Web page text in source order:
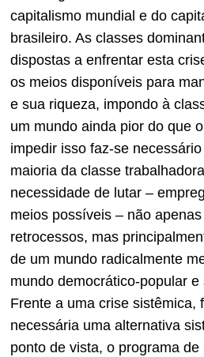
capitalismo mundial e do
brasileiro. As classes
dispostas a enfrentar esta
os meios disponíveis para
e sua riqueza, impondo à
um mundo ainda pior do que
impedir isso faz-se
maioria da classe
necessidade de lutar –
meios possíveis – não
retrocessos, mas
de um mundo radicalmente
mundo democrático-popular e
Frente a uma crise sistêmica,
necessária uma alternativa
ponto de vista, o programa